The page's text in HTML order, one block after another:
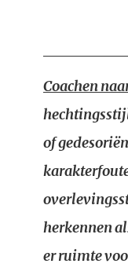
Coachen
of
herkennen
er ruimte